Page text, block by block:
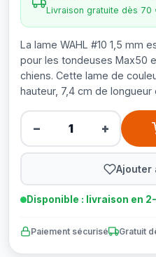
Livraison gratuite dès
La lame WAHL #10 1,5 mm
pour les tondeuses Max50
chiens. Cette lame de
hauteur, 7,4 cm de longueur
− +
Ajouter
Disponible : livraison en
Paiement sécurisé Gratuit